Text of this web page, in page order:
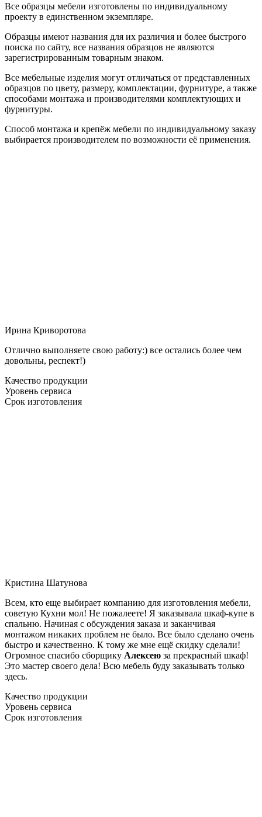
Все образцы мебели изготовлены по индивидуальному
проекту в единственном экземпляре.
Образцы имеют названия для их различия и более быстрого
поиска по сайту, все названия образцов не являются
зарегистрированным товарным знаком.
Все мебельные изделия могут отличаться от представленных
образцов по цвету, размеру, комплектации, фурнитуре, а также
способами монтажа и производителями комплектующих и
фурнитуры.
Способ монтажа и крепёж мебели по индивидуальному заказу
выбирается производителем по возможности её применения.
Ирина Криворотова
Отлично выполняете свою работу:) все остались более чем
довольны, респект!)
Качество продукции
Уровень сервиса
Срок изготовления
Кристина Шатунова
Всем, кто еще выбирает компанию для изготовления мебели,
советую Кухни мол! Не пожалеете! Я заказывала шкаф-купе в
спальню. Начиная с обсуждения заказа и заканчивая
монтажом никаких проблем не было. Все было сделано очень
быстро и качественно. К тому же мне ещё скидку сделали!
Огромное спасибо сборщику Алексею за прекрасный шкаф!
Это мастер своего дела! Всю мебель буду заказывать только
здесь.
Качество продукции
Уровень сервиса
Срок изготовления